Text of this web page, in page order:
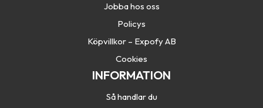
Jobba hos oss
Policys
Köpvillkor – Expofy AB
Cookies
INFORMATION
Så handlar du